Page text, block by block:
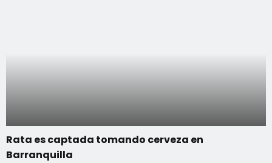
Rata es captada tomando cerveza en
Barranquilla